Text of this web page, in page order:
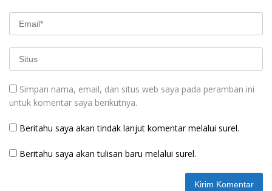
Simpan nama, email, dan situs web saya pada peramban ini
untuk komentar saya berikutnya.
Beritahu saya akan tindak lanjut komentar melalui surel.
Beritahu saya akan tulisan baru melalui surel.